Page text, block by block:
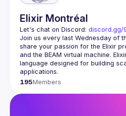
Elixir Montréal
Let's chat on Discord: discord.gg/
Join us every last Wednesday of
share your passion for the Elixir
and the BEAM virtual machine.
language designed for building
195Members